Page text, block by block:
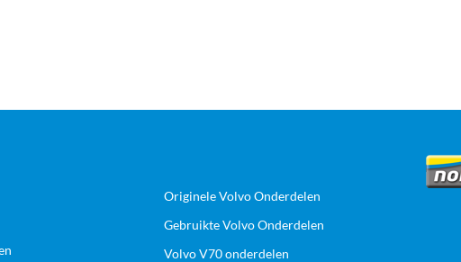
Originele Volvo Onderdelen
Gebruikte Volvo Onderdelen
Volvo V70 onderdelen